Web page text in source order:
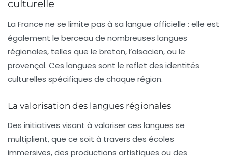
culturelle
La France ne se limite pas à sa langue officielle : elle est
également le berceau de nombreuses langues
régionales, telles que le breton, l’alsacien, ou le
provençal. Ces langues sont le reflet des identités
culturelles spécifiques de chaque région.
La valorisation des langues régionales
Des initiatives visant à valoriser ces langues se
multiplient, que ce soit à travers des écoles
immersives, des productions artistiques ou des